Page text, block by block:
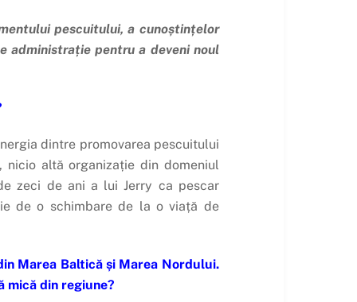
pescuitului, a cunoștințelor
administrație pentru a deveni noul
dintre promovarea pescuitului
altă organizație din domeniul
zeci de ani a lui Jerry ca pescar
de o schimbare de la o viață de
Marea Baltică și Marea Nordului.
mică din regiune?